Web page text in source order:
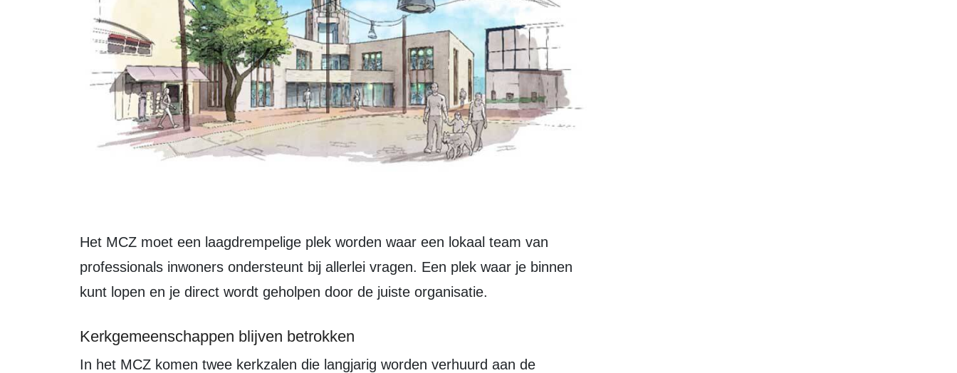
Het MCZ moet een laagdrempelige plek worden waar een lokaal team van
professionals inwoners ondersteunt bij allerlei vragen. Een plek waar je binnen
kunt lopen en je direct wordt geholpen door de juiste organisatie.
Kerkgemeenschappen blijven betrokken
In het MCZ komen twee kerkzalen die langjarig worden verhuurd aan de